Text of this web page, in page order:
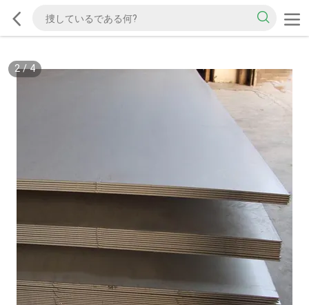
2/4